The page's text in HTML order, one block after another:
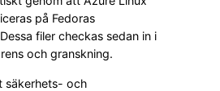
på Fedoras
filer checkas sedan in i
och granskning.
säkerhets- och